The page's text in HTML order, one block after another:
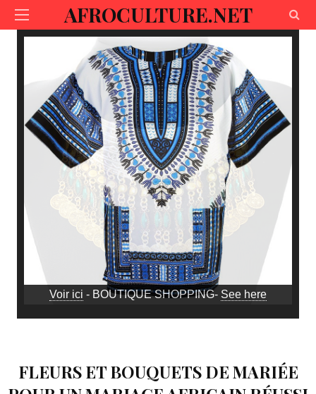
AFROCULTURE.NET
Voir ici - BOUTIQUE SHOPPING- See here
FLEURS ET BOUQUETS DE MARIÉE